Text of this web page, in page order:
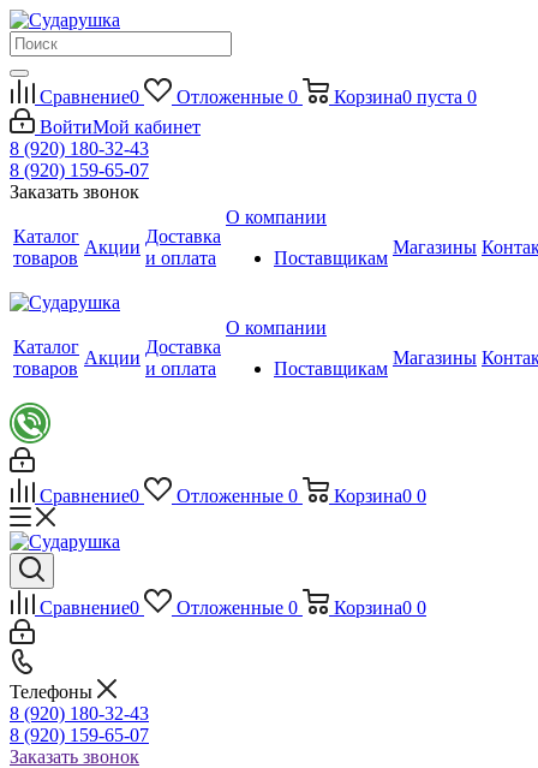
Сравнение0 Отложенные 0 Корзина0 пуста 0
ВойтиМой кабинет
8 (920) 180-32-43
8 (920) 159-65-07
Заказать звонок
Каталог
товаров
Акции
Доставка
и оплата
О компании
Поставщикам
Магазины
Каталог
товаров
Акции
Доставка
и оплата
О компании
Поставщикам
Магазины
Сравнение0 Отложенные 0 Корзина0 0
Сравнение0 Отложенные 0 Корзина0 0
Телефоны
8 (920) 180-32-43
8 (920) 159-65-07
Заказать звонок